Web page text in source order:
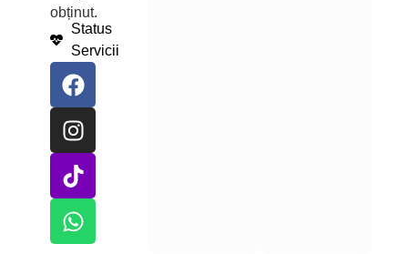
obținut.
Status
Servicii